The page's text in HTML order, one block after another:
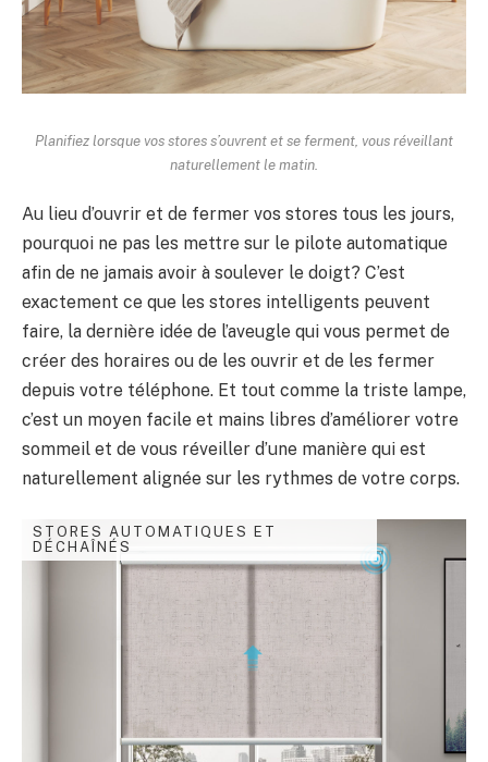
Planifiez lorsque vos stores s’ouvrent et se ferment, vous réveillant
naturellement le matin.
Au lieu d’ouvrir et de fermer vos stores tous les jours,
pourquoi ne pas les mettre sur le pilote automatique
afin de ne jamais avoir à soulever le doigt? C’est
exactement ce que les stores intelligents peuvent
faire, la dernière idée de l’aveugle qui vous permet de
créer des horaires ou de les ouvrir et de les fermer
depuis votre téléphone. Et tout comme la triste lampe,
c’est un moyen facile et mains libres d’améliorer votre
sommeil et de vous réveiller d’une manière qui est
naturellement alignée sur les rythmes de votre corps.
STORES AUTOMATIQUES ET
DÉCHAÎNÉS